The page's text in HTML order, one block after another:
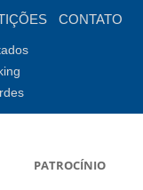
CONTATO
PATROCÍNIO